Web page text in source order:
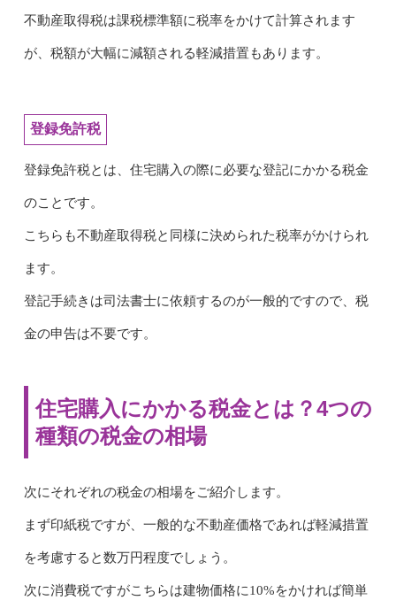
不動産取得税は課税標準額に税率をかけて計算されます
が、税額が大幅に減額される軽減措置もあります。
登録免許税
登録免許税とは、住宅購入の際に必要な登記にかかる税金
のことです。
こちらも不動産取得税と同様に決められた税率がかけられ
ます。
登記手続きは司法書士に依頼するのが一般的ですので、税
金の申告は不要です。
住宅購入にかかる税金とは？4つの
種類の税金の相場
次にそれぞれの税金の相場をご紹介します。
まず印紙税ですが、一般的な不動産価格であれば軽減措置
を考慮すると数万円程度でしょう。
次に消費税ですがこちらは建物価格に10%をかければ簡単